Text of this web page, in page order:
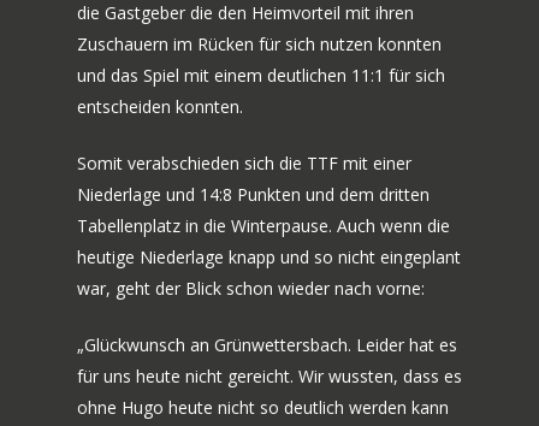
die Gastgeber die den Heimvorteil mit ihren
Zuschauern im Rücken für sich nutzen konnten
und das Spiel mit einem deutlichen 11:1 für sich
entscheiden konnten.
Somit verabschieden sich die TTF mit einer
Niederlage und 14:8 Punkten und dem dritten
Tabellenplatz in die Winterpause. Auch wenn die
heutige Niederlage knapp und so nicht eingeplant
war, geht der Blick schon wieder nach vorne:
„Glückwunsch an Grünwettersbach. Leider hat es
für uns heute nicht gereicht. Wir wussten, dass es
ohne Hugo heute nicht so deutlich werden kann